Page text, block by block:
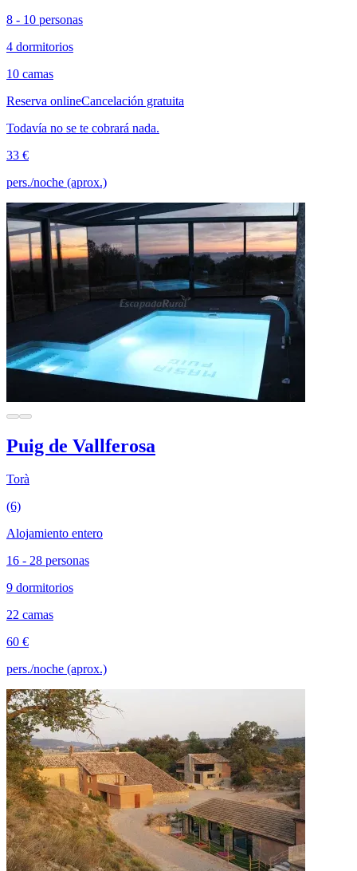
8 - 10 personas
4 dormitorios
10 camas
Reserva onlineCancelación gratuita
Todavía no se te cobrará nada.
33 €
pers./noche (aprox.)
Puig de Vallferosa
Torà
(6)
Alojamiento entero
16 - 28 personas
9 dormitorios
22 camas
60 €
pers./noche (aprox.)